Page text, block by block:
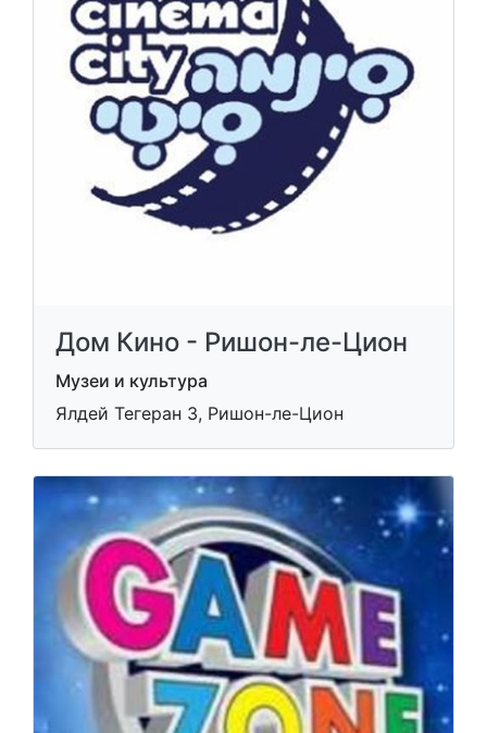
Дом Кино - Ришон-ле-Цион
Музеи и культура
Ялдей Тегеран 3, Ришон-ле-Цион